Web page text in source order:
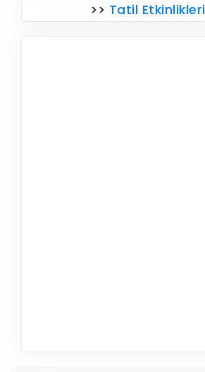
>> Tatil Etkinlikleri